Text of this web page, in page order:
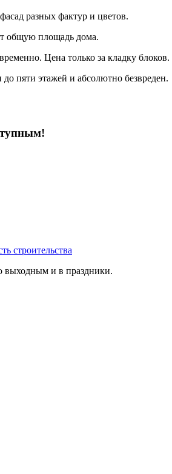
разных фактур и цветов.
общую площадь дома.
Цена только за кладку блоков.
до пяти этажей и абсолютно безвреден.
строительства
выходным и в праздники.